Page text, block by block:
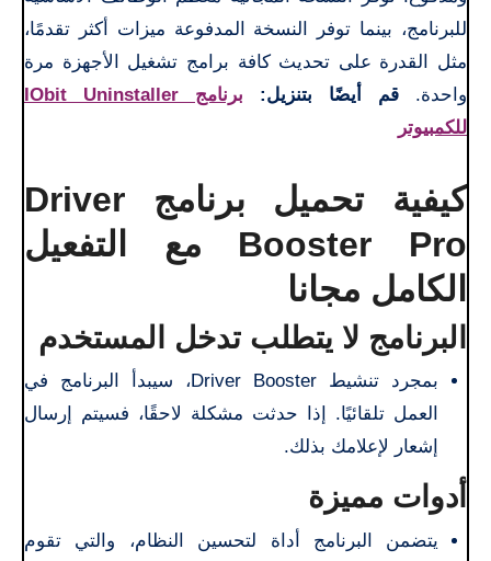
للبرنامج، بينما توفر النسخة المدفوعة ميزات أكثر تقدمًا،
مثل القدرة على تحديث كافة برامج تشغيل الأجهزة مرة
واحدة. قم أيضًا بتنزيل:
برنامج IObit Uninstaller
للكمبيوتر
كيفية تحميل برنامج Driver
Booster Pro مع التفعيل
الكامل مجانا
البرنامج لا يتطلب تدخل المستخدم
بمجرد تنشيط Driver Booster، سيبدأ البرنامج في
العمل تلقائيًا. إذا حدثت مشكلة لاحقًا، فسيتم إرسال
إشعار لإعلامك بذلك.
أدوات مميزة
يتضمن البرنامج أداة لتحسين النظام، والتي تقوم